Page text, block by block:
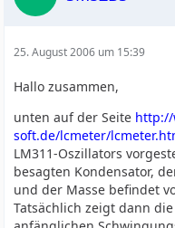
25. August 2006 um 15:39
Hallo zusammen,
unten auf der Seite http://
soft.de/lcmeter/
LM311-Oszillators
besagten Kondensator,
und der Masse befindet
Tatsächlich zeigt dann